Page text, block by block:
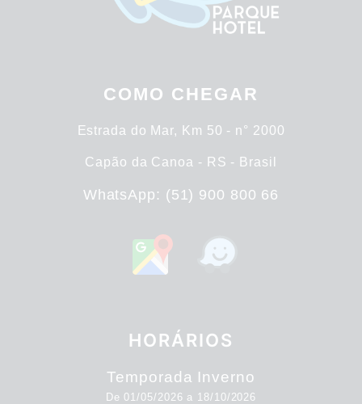
COMO CHEGAR
Estrada do Mar, Km 50 - n° 2000
Capão da Canoa - RS - Brasil
WhatsApp: (51) 900 800 66
HORÁRIOS
Temporada Inverno
De 01/05/2026 a 18/10/2026